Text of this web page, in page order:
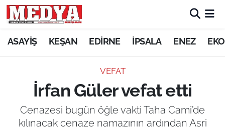
ASAYİŞ KEŞAN EDİRNE İPSALA ENEZ
VEFAT
İrfan Güler vefat etti
Cenazesi bugün öğle vakti Taha Cami’de
kılınacak cenaze namazının ardından Asri
KEŞAN
ASAYİŞ
SİYASET